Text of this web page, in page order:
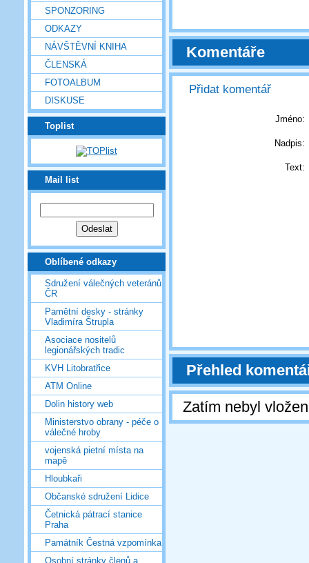
SPONZORING
ODKAZY
NÁVŠTĚVNÍ KNIHA
ČLENSKÁ
FOTOALBUM
DISKUSE
Toplist
Mail list
Oblíbené odkazy
Sdružení válečných veteránů
ČR
Pamětní desky - stránky
Vladimíra Štrupla
Asociace nositelů
legionářských tradic
KVH Litobratřice
ATM Online
Dolin history web
Ministerstvo obrany - péče o
válečné hroby
vojenská pietní místa na
mapě
Hloubkaři
Občanské sdružení Lidice
Četnická pátrací stanice
Praha
Památník Čestná vzpomínka
Osobní stránky členů a
Komentáře
Přidat komentář
Jméno:
Nadpis:
Text:
Přehled
Zatím nebyl